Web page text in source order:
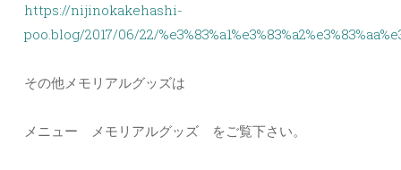
https://nijinokakehashi-
poo.blog/2017/06/22/
その他メモリアルグッズは
メニュー メモリアルグッズ をご覧下さい。